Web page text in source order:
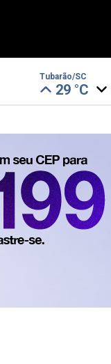
Tubarão/SC
29 °C